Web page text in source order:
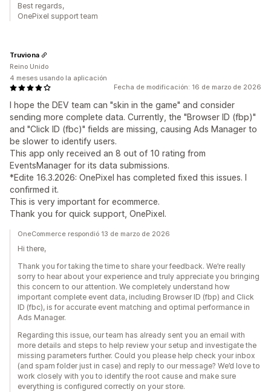
Best regards,
OnePixel support team
Fecha de modificación: 16 de marzo de 2026
I hope the DEV team can "skin in the game" and consider
sending more complete data. Currently, the "Browser ID (fbp)"
and "Click ID (fbc)" fields are missing, causing Ads Manager to
be slower to identify users.
This app only received an 8 out of 10 rating from
EventsManager for its data submissions.
*Edite 16.3.2026: OnePixel has completed fixed this issues. I
confirmed it.
This is very important for ecommerce.
Thank you for quick support, OnePixel.
Truviona
Reino Unido
4 meses usando la aplicación
OneCommerce respondió 13 de marzo de 2026
Hi there,
Thank you for taking the time to share your feedback. We’re really
sorry to hear about your experience and truly appreciate you bringing
this concern to our attention. We completely understand how
important complete event data, including Browser ID (fbp) and Click
ID (fbc), is for accurate event matching and optimal performance in
Ads Manager.
Regarding this issue, our team has already sent you an email with
more details and steps to help review your setup and investigate the
missing parameters further. Could you please help check your inbox
(and spam folder just in case) and reply to our message? We’d love to
work closely with you to identify the root cause and make sure
everything is configured correctly on your store.